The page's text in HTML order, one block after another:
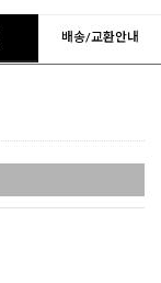
배송/교환안내